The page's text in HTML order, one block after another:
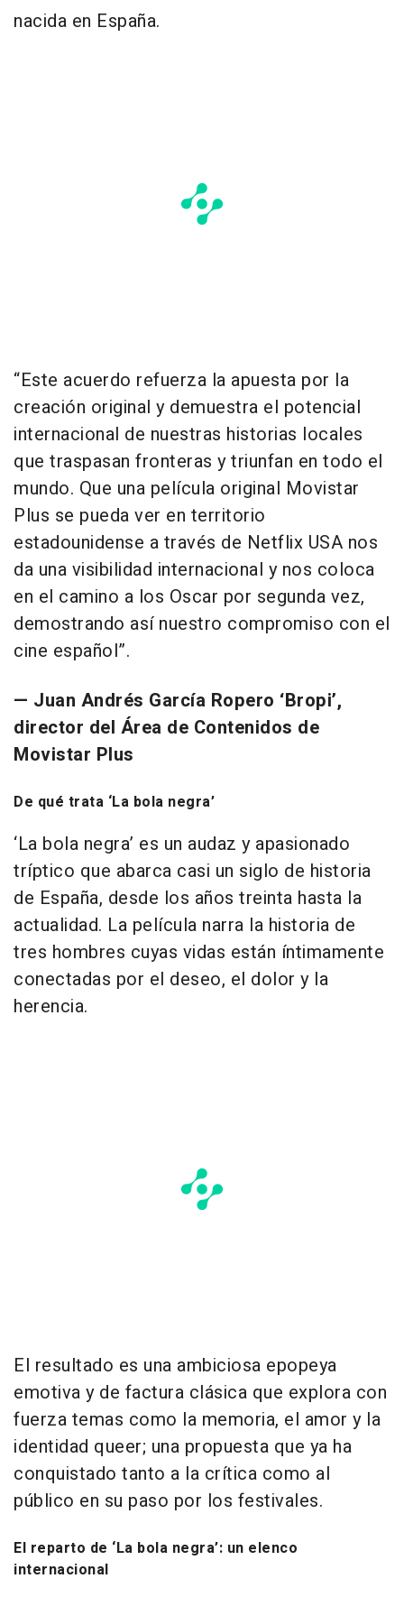
nacida en España.
“Este acuerdo refuerza la apuesta por la
creación original y demuestra el potencial
internacional de nuestras historias locales
que traspasan fronteras y triunfan en todo el
mundo. Que una película original Movistar
Plus se pueda ver en territorio
estadounidense a través de Netflix USA nos
da una visibilidad internacional y nos coloca
en el camino a los Oscar por segunda vez,
demostrando así nuestro compromiso con el
cine español”.
— Juan Andrés García Ropero ‘Bropi’,
director del Área de Contenidos de
Movistar Plus
De qué trata ‘La bola negra’
‘La bola negra’ es un audaz y apasionado
tríptico que abarca casi un siglo de historia
de España, desde los años treinta hasta la
actualidad. La película narra la historia de
tres hombres cuyas vidas están íntimamente
conectadas por el deseo, el dolor y la
herencia.
El resultado es una ambiciosa epopeya
emotiva y de factura clásica que explora con
fuerza temas como la memoria, el amor y la
identidad queer; una propuesta que ya ha
conquistado tanto a la crítica como al
público en su paso por los festivales.
El reparto de ‘La bola negra’: un elenco
internacional